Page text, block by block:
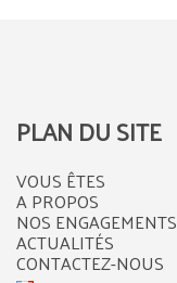
PLAN DU SITE
VOUS ÊTES
A PROPOS
NOS ENGAGEMENTS
ACTUALITÉS
CONTACTEZ-NOUS